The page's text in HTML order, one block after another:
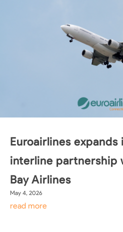
Euroairlines expands
interline partnership
Bay Airlines
May 4, 2026
read more